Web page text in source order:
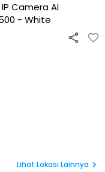
Camera AI
- White
Lihat Lokasi Lainnya